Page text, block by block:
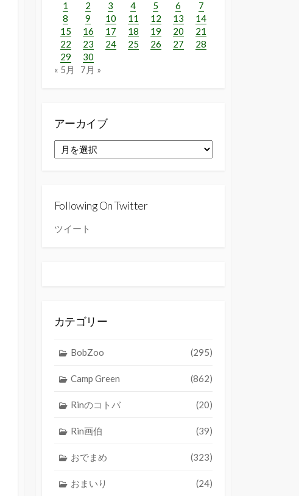
1
2 3 4 5 6
7
8
9 10 11 12 13
14
15
16 17 18 19 20
21
22
23 24 25 26 27
28
29
30
« 5月
7月 »
アーカイブ
ー
Following On Twitter
ツイート
カテゴリー
BobZoo (295)
Camp Green (862)
Rinのコトバ (20)
Rin画伯 (39)
おでまめ (323)
おまいり (24)